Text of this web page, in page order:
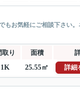
お気軽にご相談下さい
取り 面積
1K 25.55㎡ 詳細